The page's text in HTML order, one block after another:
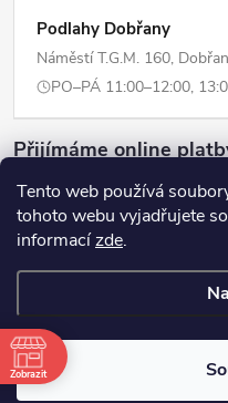
Tento web používá
tohoto webu vyjadřujete
informacízde.
Podlahy Dobřany
Náměstí T.G.M. 160,
PO–PÁ 11:00–12:00,
Přijímáme online
ERPI -
Zobrazit